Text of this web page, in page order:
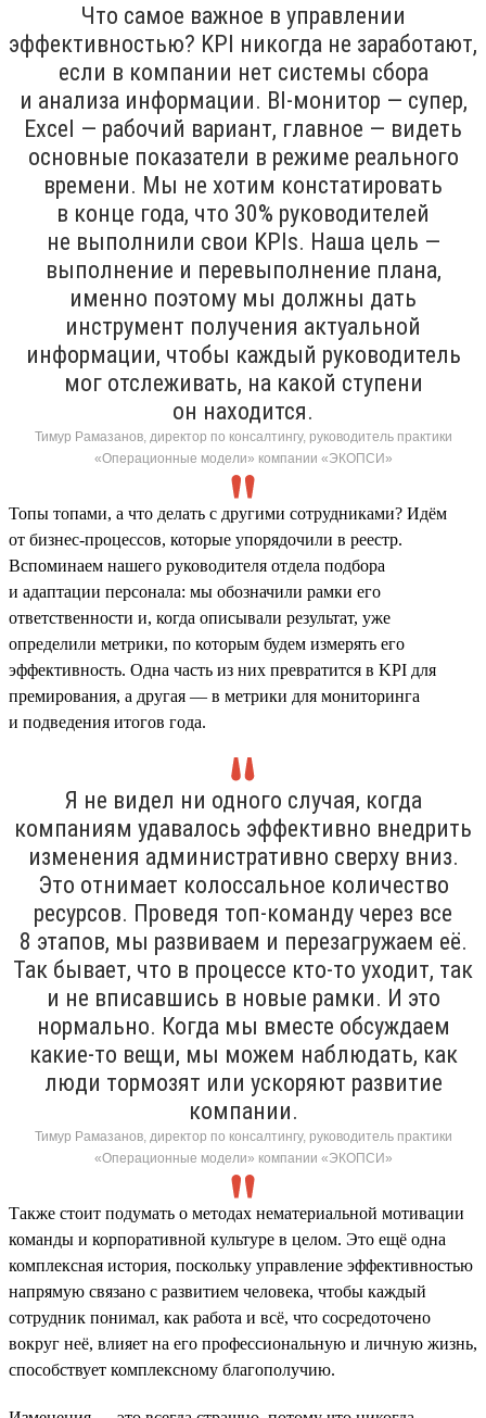
Что самое важное в управлении
эффективностью? KPI никогда не заработают,
если в компании нет системы сбора
и анализа информации. BI-монитор — супер,
Excel — рабочий вариант, главное — видеть
основные показатели в режиме реального
времени. Мы не хотим констатировать
в конце года, что 30% руководителей
не выполнили свои KPIs. Наша цель —
выполнение и перевыполнение плана,
именно поэтому мы должны дать
инструмент получения актуальной
информации, чтобы каждый руководитель
мог отслеживать, на какой ступени
он находится.
Тимур Рамазанов, директор по консалтингу, руководитель практики
«Операционные модели» компании «ЭКОПСИ»
Топы топами, а что делать с другими сотрудниками? Идём
от бизнес-процессов, которые упорядочили в реестр.
Вспоминаем нашего руководителя отдела подбора
и адаптации персонала: мы обозначили рамки его
ответственности и, когда описывали результат, уже
определили метрики, по которым будем измерять его
эффективность. Одна часть из них превратится в KPI для
премирования, а другая — в метрики для мониторинга
и подведения итогов года.
Я не видел ни одного случая, когда
компаниям удавалось эффективно внедрить
изменения административно сверху вниз.
Это отнимает колоссальное количество
ресурсов. Проведя топ-команду через все
8 этапов, мы развиваем и перезагружаем её.
Так бывает, что в процессе кто-то уходит, так
и не вписавшись в новые рамки. И это
нормально. Когда мы вместе обсуждаем
какие-то вещи, мы можем наблюдать, как
люди тормозят или ускоряют развитие
компании.
Тимур Рамазанов, директор по консалтингу, руководитель практики
«Операционные модели» компании «ЭКОПСИ»
Также стоит подумать о методах нематериальной мотивации
команды и корпоративной культуре в целом. Это ещё одна
комплексная история, поскольку управление эффективностью
напрямую связано с развитием человека, чтобы каждый
сотрудник понимал, как работа и всё, что сосредоточено
вокруг неё, влияет на его профессиональную и личную жизнь,
способствует комплексному благополучию.